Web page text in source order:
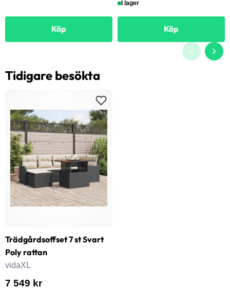
Köp
I lager
Köp
Tidigare besökta
Trädgårdsoffset 7 st Svart
Poly rattan
vidaXL
7 549 kr